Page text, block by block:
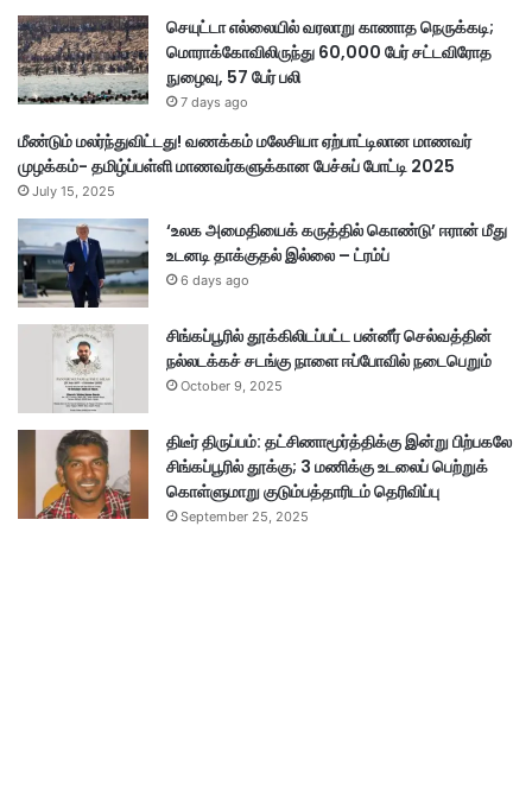
செயுட்டா எல்லையில் வரலாறு காணாத நெருக்கடி;
மொராக்கோவிலிருந்து 60,000 பேர் சட்டவிரோத
நுழைவு, 57 பேர் பலி
7 days ago
மீண்டும் மலர்ந்துவிட்டது! வணக்கம் மலேசியா ஏற்பாட்டிலான மாணவர்
முழக்கம்- தமிழ்ப்பள்ளி மாணவர்களுக்கான பேச்சுப் போட்டி 2025
July 15, 2025
‘உலக அமைதியைக் கருத்தில் கொண்டு’ ஈரான் மீது
உடனடி தாக்குதல் இல்லை – ட்ரம்ப்
6 days ago
சிங்கப்பூரில் தூக்கிலிடப்பட்ட பன்னீர் செல்வத்தின்
நல்லடக்கச் சடங்கு நாளை ஈப்போவில் நடைபெறும்
October 9, 2025
திடீர் திருப்பம்: தட்சிணாமூர்த்திக்கு இன்று பிற்பகலே
சிங்கப்பூரில் தூக்கு; 3 மணிக்கு உடலைப் பெற்றுக்
கொள்ளுமாறு குடும்பத்தாரிடம் தெரிவிப்பு
September 25, 2025